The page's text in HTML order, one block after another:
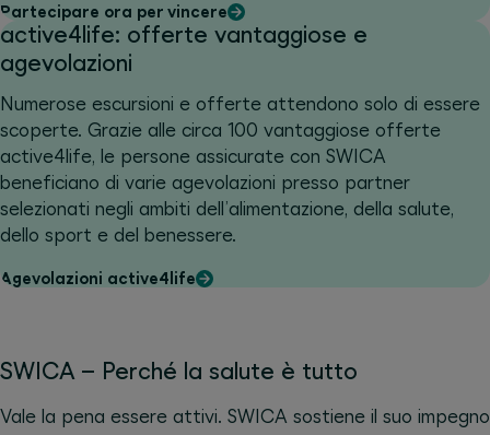
Partecipare ora per vincere
active4life: offerte vantaggiose e
agevolazioni
Numerose escursioni e offerte attendono solo di essere
scoperte. Grazie alle circa 100 vantaggiose offerte
active4life, le persone assicurate con SWICA
beneficiano di varie agevolazioni presso partner
selezionati negli ambiti dell’alimentazione, della salute,
dello sport e del benessere.
Agevolazioni active4life
SWICA – Perché la salute è tutto
Vale la pena essere attivi. SWICA sostiene il suo impegno